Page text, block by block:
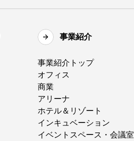
事業紹介
事業紹介トップ
オフィス
商業
アリーナ
ホテル＆リゾート
インキュベーション
イベントスペース・会議室